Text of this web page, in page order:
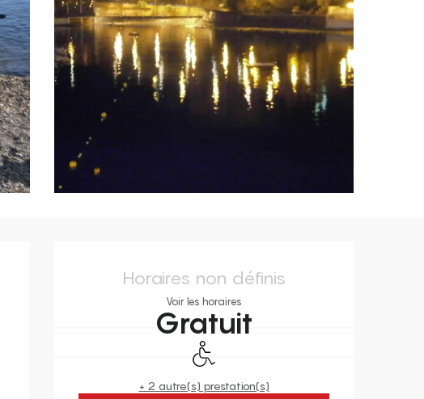
Ouverture et coordonnées
Horaires non définis
Voir les horaires
Gratuit
Accès handicapés
+ 2 autre(s) prestation(s)